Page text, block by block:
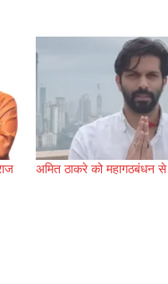
अमित ठाकरे को महागठबंधन